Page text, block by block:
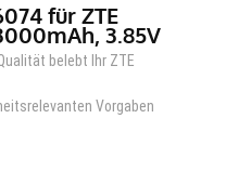
für ZTE
3.85V
belebt Ihr ZTE
Vorgaben